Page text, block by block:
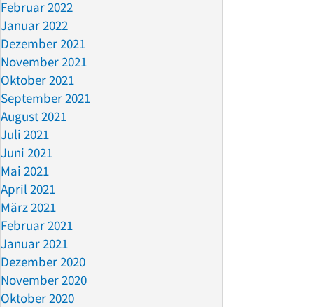
Februar 2022
Januar 2022
Dezember 2021
November 2021
Oktober 2021
September 2021
August 2021
Juli 2021
Juni 2021
Mai 2021
April 2021
März 2021
Februar 2021
Januar 2021
Dezember 2020
November 2020
Oktober 2020